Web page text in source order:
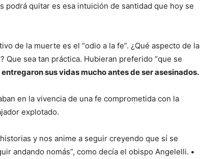
podrá quitar es esa intuición de santidad que hoy se
de la muerte es el “odio a la fe”. ¿Qué aspecto de la
sea tan práctica. Hubieran preferido “que se
sus vidas mucho antes de ser asesinados.
en la vivencia de una fe comprometida con la
explotado.
y nos anime a seguir creyendo que sí se
andando nomás”, como decía el obispo Angelelli. •